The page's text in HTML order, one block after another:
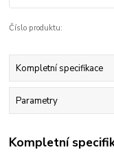
Číslo produktu:
Kompletní specifikace
Parametry
Kompletní